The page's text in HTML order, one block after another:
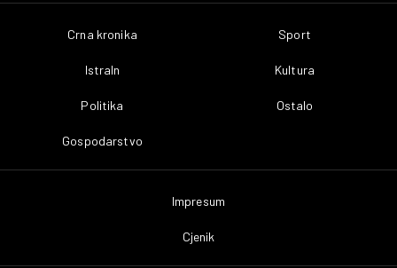
Crna kronika
IstraIn
Politika
Gospodarstvo
Sport
Kultura
Ostalo
Impresum
Cjenik